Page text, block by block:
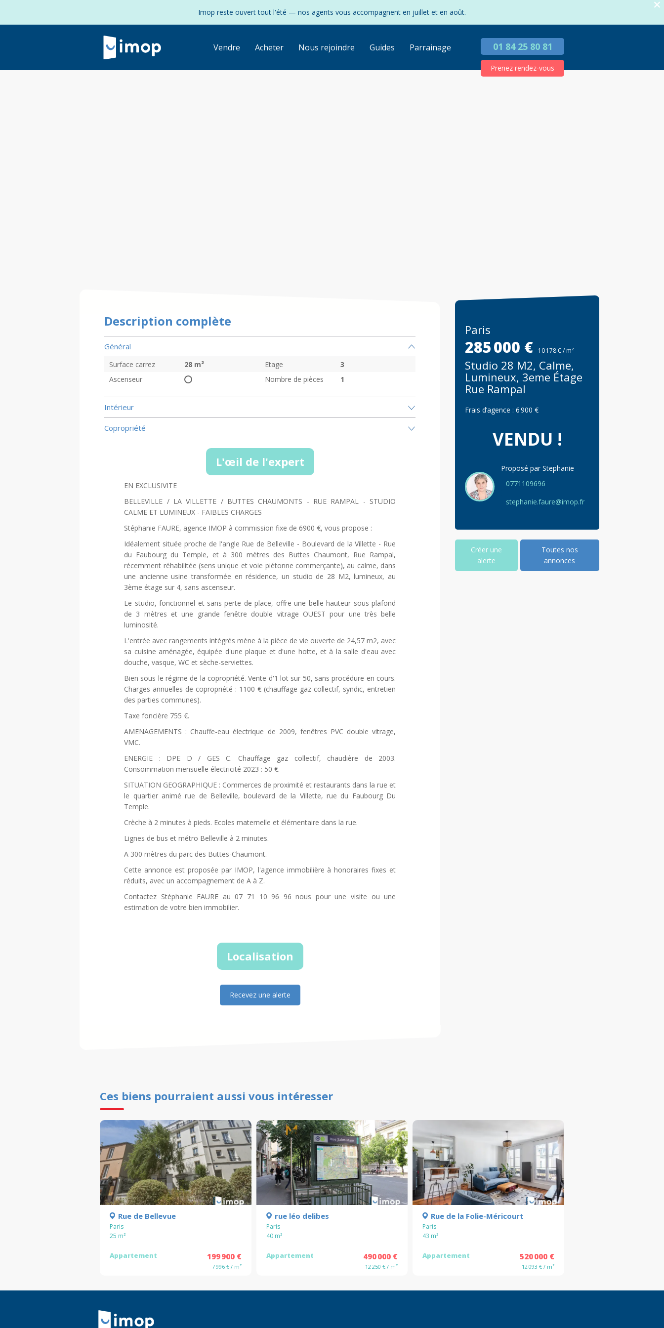
Imop reste ouvert tout l'été — nos agents vous accompagnent en juillet et en août.
Vendre Acheter Nous rejoindre Guides Parrainage 01 84 25 80 81
Prenez rendez-vous
Description complète
Général
Surface carrez 28 m² Etage
3
Ascenseur
Nombre de pièces 1
Intérieur
Copropriété
L'œil de l'expert
EN EXCLUSIVITE
BELLEVILLE / LA VILLETTE / BUTTES CHAUMONTS - RUE RAMPAL - STUDIO
CALME ET LUMINEUX - FAIBLES CHARGES
Stéphanie FAURE, agence IMOP à commission fixe de 6900 €, vous propose :
Idéalement située proche de l'angle Rue de Belleville - Boulevard de la Villette - Rue
du Faubourg du Temple, et à 300 mètres des Buttes Chaumont, Rue Rampal,
récemment réhabilitée (sens unique et voie piétonne commerçante), au calme, dans
une ancienne usine transformée en résidence, un studio de 28 M2, lumineux, au
3ème étage sur 4, sans ascenseur.
Le studio, fonctionnel et sans perte de place, offre une belle hauteur sous plafond
de 3 mètres et une grande fenêtre double vitrage OUEST pour une très belle
luminosité.
L'entrée avec rangements intégrés mène à la pièce de vie ouverte de 24,57 m2, avec
sa cuisine aménagée, équipée d'une plaque et d'une hotte, et à la salle d'eau avec
douche, vasque, WC et sèche-serviettes.
Bien sous le régime de la copropriété. Vente d'1 lot sur 50, sans procédure en cours.
Charges annuelles de copropriété : 1100 € (chauffage gaz collectif, syndic, entretien
des parties communes).
Taxe foncière 755 €.
AMENAGEMENTS : Chauffe-eau électrique de 2009, fenêtres PVC double vitrage,
VMC.
ENERGIE : DPE D / GES C. Chauffage gaz collectif, chaudière de 2003.
Consommation mensuelle électricité 2023 : 50 €.
SITUATION GEOGRAPHIQUE : Commerces de proximité et restaurants dans la rue et
le quartier animé rue de Belleville, boulevard de la Villette, rue du Faubourg Du
Temple.
Crèche à 2 minutes à pieds. Ecoles maternelle et élémentaire dans la rue.
Lignes de bus et métro Belleville à 2 minutes.
A 300 mètres du parc des Buttes-Chaumont.
Cette annonce est proposée par IMOP, l'agence immobilière à honoraires fixes et
réduits, avec un accompagnement de A à Z.
Contactez Stéphanie FAURE au 07 71 10 96 96 nous pour une visite ou une
estimation de votre bien immobilier.
Localisation
Recevez une alerte
Paris
285 000 € 10 178 € / m²
Studio 28 M2, Calme,
Lumineux, 3eme Étage
Rue Rampal
Frais d’agence :6 900 €
VENDU !
Proposé parStephanie
0771109696
stephanie.faure@imop.fr
Créer une
alerte
Toutes nos
annonces
Ces biens pourraient aussi vous intéresser
Rue de Bellevue
Paris
25 m²
Appartement 199 900 €
7 996 € / m²
rue léo delibes
Paris
40m²
Appartement 490 000 €
12 250 € / m²
Rue de la Folie-Méricourt
Paris
43 m²
Appartement 520 000 €
12 093 € / m²
Retour à la navigation principale